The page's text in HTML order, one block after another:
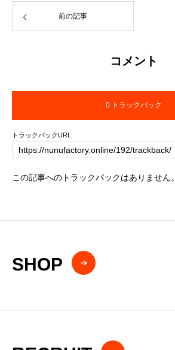
前の記事
コメント
0 トラックバック
トラックバックURL
この記事へのトラックバックはありません。
SHOP